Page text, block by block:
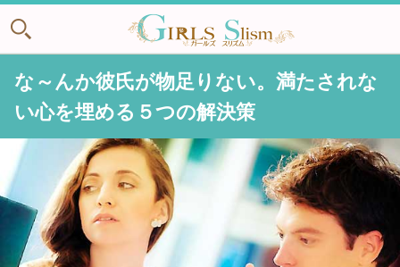
な～んか彼氏が物足りない。満たされな
い心を埋める５つの解決策